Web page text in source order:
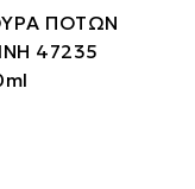
ΠΟΤΩΝ
47235